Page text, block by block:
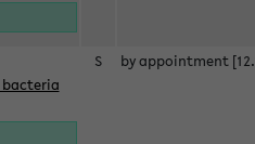
S by appointment